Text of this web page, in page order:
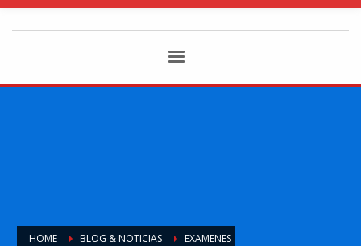
HOME BLOG & NOTICIAS
EXAMENES